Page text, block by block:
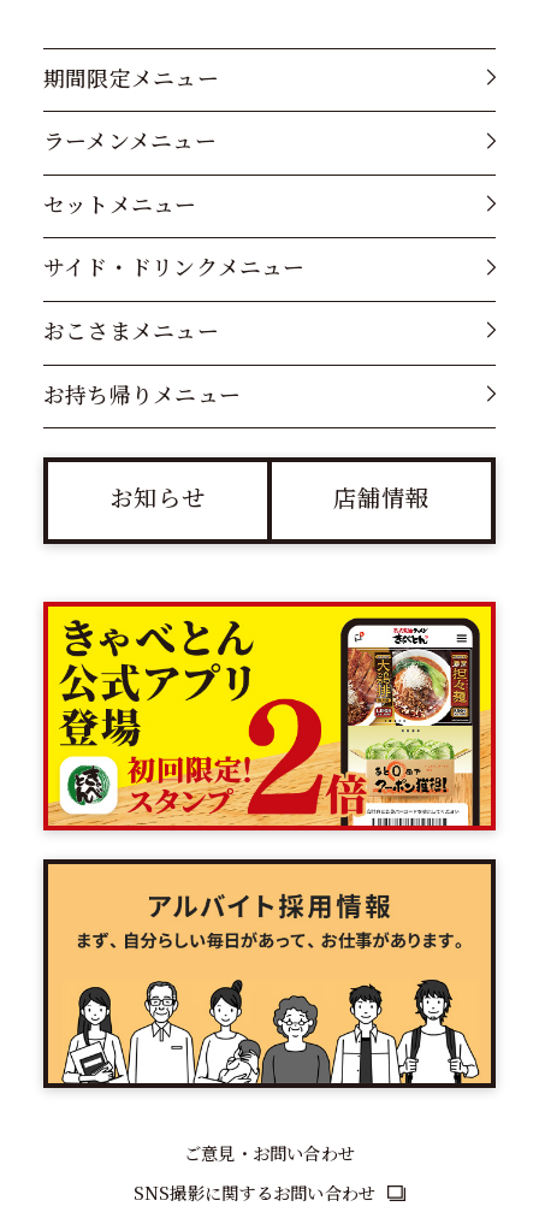
期間限定メニュー
ラーメンメニュー
セットメニュー
サイド・ドリンクメニュー
おこさまメニュー
お持ち帰りメニュー
お知らせ 店舗情報
ご意見・お問い合わせ
SNS撮影に関するお問い合わせ